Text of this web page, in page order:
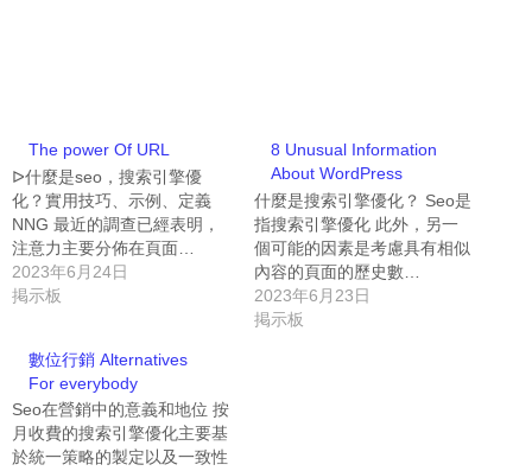
The power Of URL
ᐅ什麼是seo，搜索引擎優
化？實用技巧、示例、定義
NNG 最近的調查已經表明，
注意力主要分佈在頁面…
2023年6月24日
掲示板
8 Unusual Information
About WordPress
什麼是搜索引擎優化？ Seo是
指搜索引擎優化 此外，另一
個可能的因素是考慮具有相似
內容的頁面的歷史數…
2023年6月23日
掲示板
數位行銷 Alternatives
For everybody
Seo在營銷中的意義和地位 按
月收費的搜索引擎優化主要基
於統一策略的製定以及一致性